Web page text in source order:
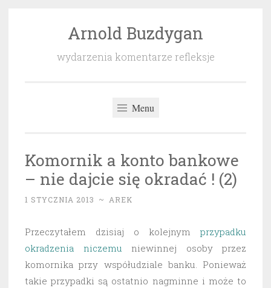
Arnold Buzdygan
wydarzenia komentarze refleksje
Menu
Komornik a konto bankowe
– nie dajcie się okradać ! (2)
1 STYCZNIA 2013 ~ AREK
Przeczytałem dzisiaj o kolejnym przypadku
okradzenia niczemu niewinnej osoby przez
komornika przy współudziale banku. Ponieważ
takie przypadki są ostatnio nagminne i może to